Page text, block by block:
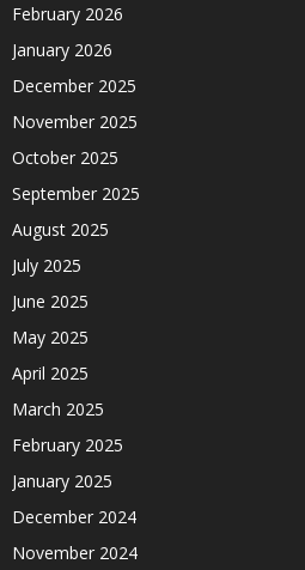
February 2026
January 2026
December 2025
November 2025
October 2025
September 2025
August 2025
July 2025
June 2025
May 2025
April 2025
March 2025
February 2025
January 2025
December 2024
November 2024